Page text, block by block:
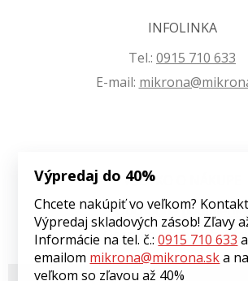
INFOLINKA
Tel.: 0915 710 633
E-mail:
VŠETKO O NÁKUPE
Obchodné podmienky
Ochrana osobných
Výpredaj do 40%
Chcete nakúpiť vo veľkom?
Výpredaj skladových zásob! Zľavy
Informácie na tel. č.:0915 710 633
emailom mikrona@mikrona.ska
veľkom so zľavou až 40%